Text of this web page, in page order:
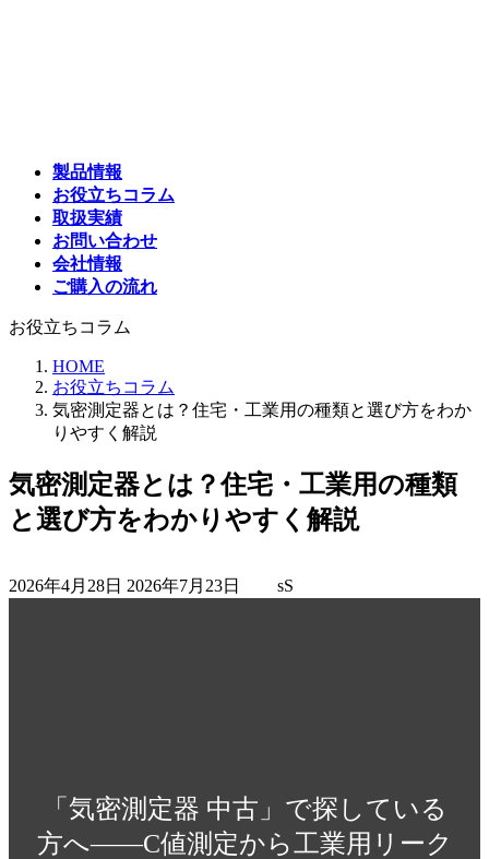
製品情報
お役立ちコラム
取扱実績
お問い合わせ
会社情報
ご購入の流れ
お役立ちコラム
HOME
お役立ちコラム
気密測定器とは？住宅・工業用の種類と選び方をわか
りやすく解説
気密測定器とは？住宅・工業用の種類
と選び方をわかりやすく解説
2026年4月28日 終
2026年7月23日 sS
「気密測定器 中古」で探している
方へ——C値測定から工業用リーク